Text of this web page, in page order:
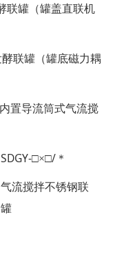
联罐（罐盖直联机
联罐（罐底磁力耦
置导流筒式气流搅
SDGY-□×□/＊
气流搅拌不锈钢联
罐